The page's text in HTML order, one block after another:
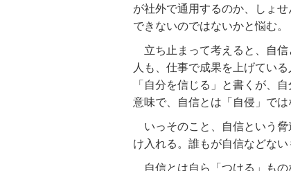
が社外で通用するのか、しょ
できないのではないかと悩む。
立ち止まって考えると、自
人も、仕事で成果を上げてい
「自分を信じる」と書くが、
意味で、自信とは「自侵」では
いっそのこと、自信という
け入れる。誰もが自信などな
自信とは自ら「つける」も